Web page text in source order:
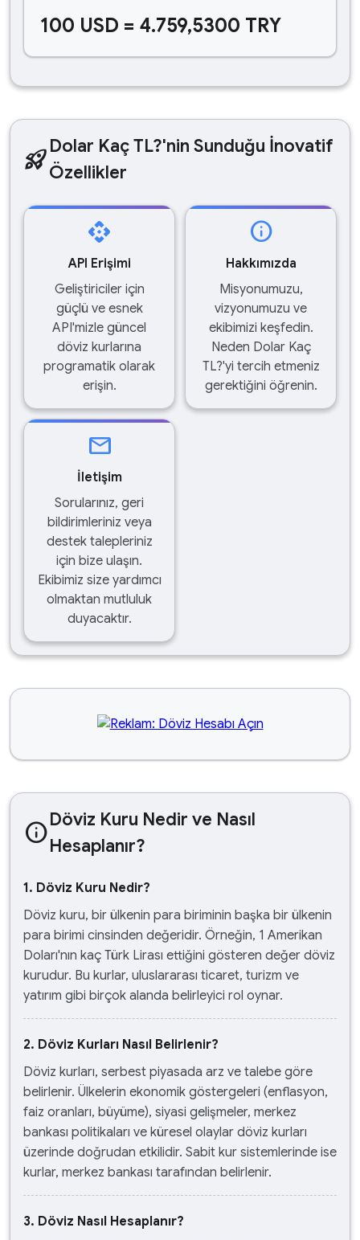
100 USD = 4.759,5300 TRY
rocket_launchDolar Kaç TL?'nin Sunduğu İnovatif
Özellikler
api
API Erişimi
Geliştiriciler için
güçlü ve esnek
API'mizle güncel
döviz kurlarına
programatik olarak
erişin.
info
Hakkımızda
Misyonumuzu,
vizyonumuzu ve
ekibimizi keşfedin.
Neden Dolar Kaç
TL?'yi tercih etmeniz
gerektiğini öğrenin.
mail
İletişim
Sorularınız, geri
bildirimleriniz veya
destek talepleriniz
için bize ulaşın.
Ekibimiz size yardımcı
olmaktan mutluluk
duyacaktır.
infoDöviz Kuru Nedir ve Nasıl
Hesaplanır?
1. Döviz Kuru Nedir?
Döviz kuru, bir ülkenin para biriminin başka bir ülkenin
para birimi cinsinden değeridir. Örneğin, 1 Amerikan
Doları'nın kaç Türk Lirası ettiğini gösteren değer döviz
kurudur. Bu kurlar, uluslararası ticaret, turizm ve
yatırım gibi birçok alanda belirleyici rol oynar.
2. Döviz Kurları Nasıl Belirlenir?
Döviz kurları, serbest piyasada arz ve talebe göre
belirlenir. Ülkelerin ekonomik göstergeleri (enflasyon,
faiz oranları, büyüme), siyasi gelişmeler, merkez
bankası politikaları ve küresel olaylar döviz kurları
üzerinde doğrudan etkilidir. Sabit kur sistemlerinde ise
kurlar, merkez bankası tarafından belirlenir.
3. Döviz Nasıl Hesaplanır?